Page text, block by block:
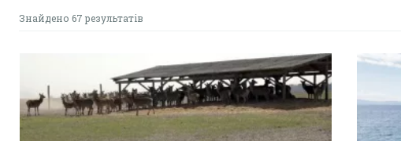
Знайдено 67 результатів